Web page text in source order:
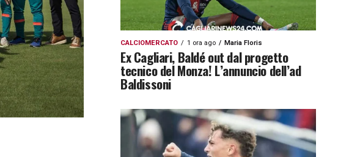
CALCIOMERCATO 1 ora ago Maria Floris
Ex Cagliari, Baldé out dal progetto
tecnico del Monza! L’annuncio dell’ad
Baldissoni